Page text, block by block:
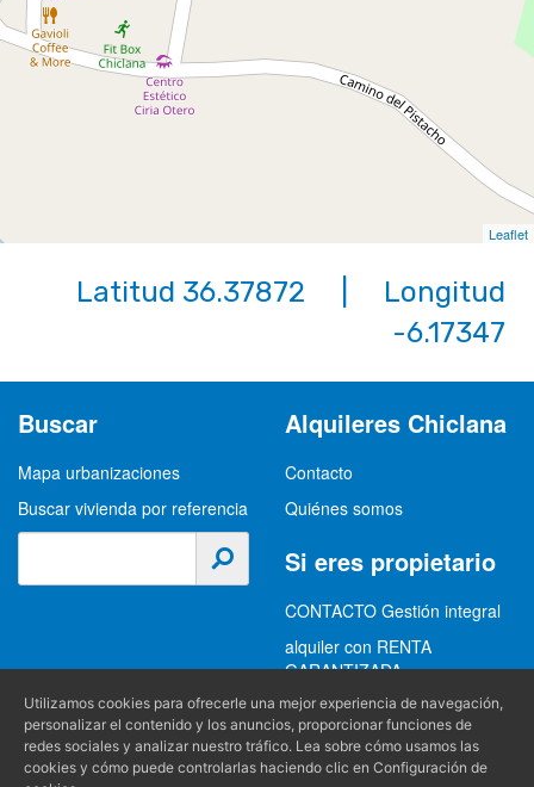
Leaflet
Latitud 36.37872 | Longitud
-6.17347
Buscar
Mapa urbanizaciones
Buscar vivienda por referencia
Alquileres Chiclana
Contacto
Quiénes somos
Si eres propietario
CONTACTO Gestión integral
alquiler con RENTA
GARANTIZADA
GESTION INTEGRAL
ALQUILER
Utilizamos cookies para ofrecerle una mejor experiencia de navegación,
personalizar el contenido y los anuncios, proporcionar funciones de
redes sociales y analizar nuestro tráfico. Lea sobre cómo usamos las
cookies y cómo puede controlarlas haciendo clic en Configuración de